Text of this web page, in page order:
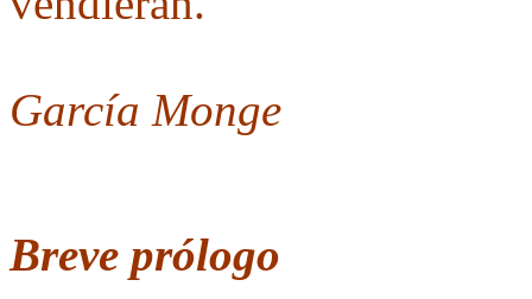
García Monge
Breve prólogo